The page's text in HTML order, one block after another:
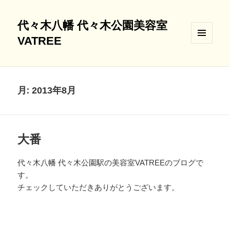
代々木八幡 代々木公園美容室
VATREE
ィジェ
月:2013年8月
大番
代々木八幡 代々木公園駅の美容室VATREEのブログで
す。
チェックしていただきありがとうございます。